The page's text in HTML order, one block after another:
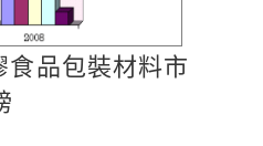
食品包裝材料市